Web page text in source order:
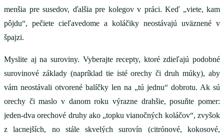
menšia pre susedov, ďalšia pre kolegov v práci. Keď „viete, kam
pôjdu“, pečiete cieľavedome a koláčiky neostávajú uväznené v
špajzi.
Myslite aj na suroviny. Vyberajte recepty, ktoré zdieľajú podobné
surovinové základy (napríklad tie isté orechy či druh múky), aby
vám neostávali otvorené balíčky len na „tú jednu“ dobrotu. Ak sú
orechy či maslo v danom roku výrazne drahšie, posuňte pomer:
jeden-dva orechové druhy ako „topku vianočných koláčov“, zvyšok
z lacnejších, no stále skvelých surovín (citrónové, kokosové,